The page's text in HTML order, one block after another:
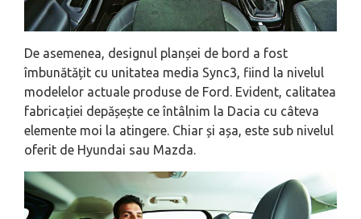
De asemenea, designul planșei de bord a fost
îmbunătățit cu unitatea media Sync3, fiind la nivelul
modelelor actuale produse de Ford. Evident, calitatea
fabricației depășește ce întâlnim la Dacia cu câteva
elemente moi la atingere. Chiar și așa, este sub nivelul
oferit de Hyundai sau Mazda.